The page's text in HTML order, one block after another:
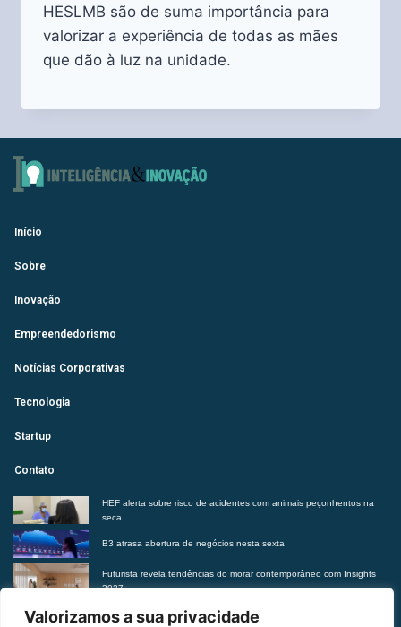
Valorizamos a sua privacidade
HESLMB são de suma importância para
valorizar a experiência de todas as mães
que dão à luz na unidade.
Início
Sobre
Inovação
Empreendedorismo
Notícias Corporativas
Tecnologia
Startup
Contato
HEF alerta sobre risco de acidentes com animais peçonhentos na
seca
B3 atrasa abertura de negócios nesta sexta
Futurista revela tendências do morar contemporâneo com Insights
2027
Suplementação de vitaminas sem orientação médica pode trazer